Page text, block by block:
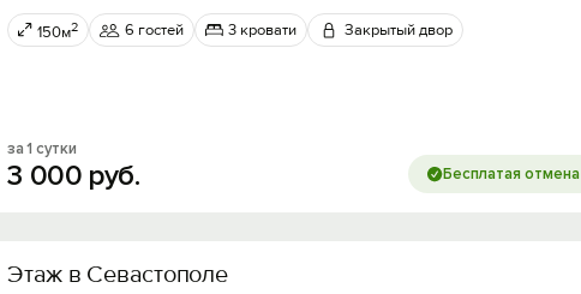
150м2 6 гостей 3 кровати Закрытый двор
за 1 сутки
3 000 руб. Бесплатая отмена
Этаж в Севастополе